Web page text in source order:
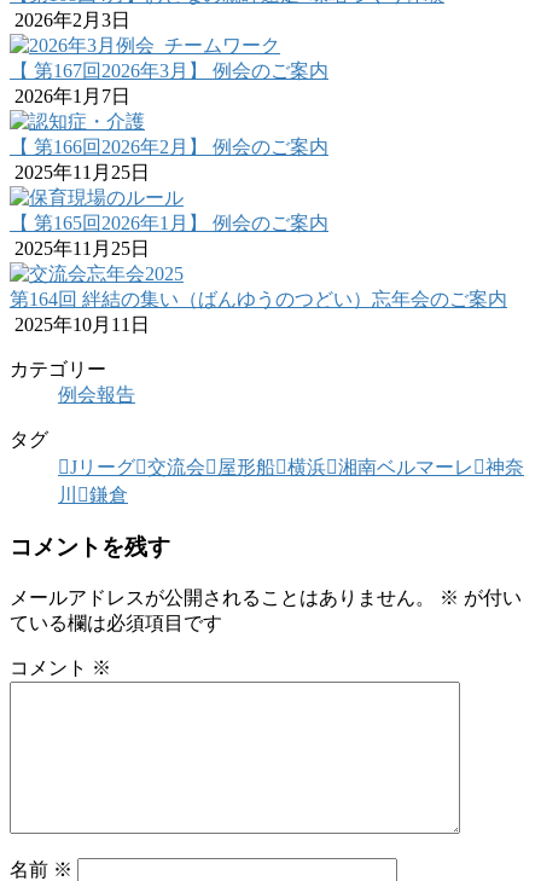
2026年2月3日
【 第167回2026年3月】 例会のご案内
2026年1月7日
【 第166回2026年2月】 例会のご案内
2025年11月25日
【 第165回2026年1月】 例会のご案内
2025年11月25日
第164回 絆結の集い（ばんゆうのつどい）忘年会のご案内
2025年10月11日
カテゴリー
例会報告
タグ
Jリーグ 交流会 屋形船 横浜 湘南ベルマーレ
神奈
川
鎌倉
コメントを残す
メールアドレスが公開されることはありません。 ※ が付い
ている欄は必須項目です
コメント ※
名前 ※